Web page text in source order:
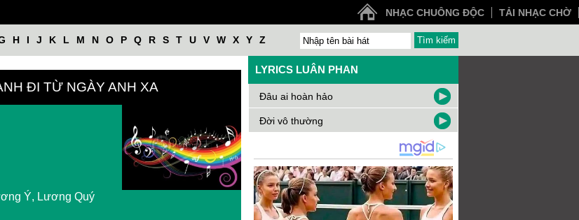
NHẠC CHUÔNG ĐỘC TẢI NHẠC CHỜ
H I J K L M N O P Q R S T U V W X Y Z
ĐI TỪ NGÀY ANH XA
Ý, Lương Quý
LYRICS LUÂN PHAN
Đâu ai hoàn hảo
Đời vô thường